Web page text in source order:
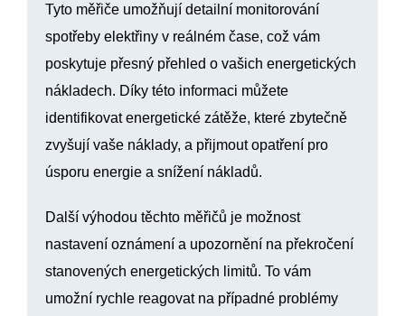
Tyto měřiče umožňují detailní monitorování
spotřeby elektřiny v reálném čase, což vám
poskytuje přesný přehled o vašich energetických
nákladech. Díky této informaci můžete
identifikovat energetické zátěže, které zbytečně
zvyšují vaše náklady, a přijmout opatření pro
úsporu energie a snížení nákladů.
Další výhodou těchto měřičů je možnost
nastavení oznámení a upozornění na překročení
stanovených energetických limitů. To vám
umožní rychle reagovat na případné problémy